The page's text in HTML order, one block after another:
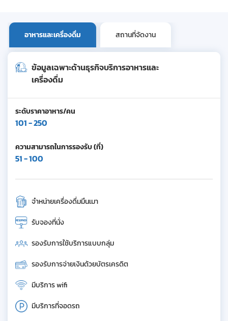
อาหารและเครื่องดื่ม สถานที่จัดงาน
ข้อมูลเฉพาะด้านธุรกิจบริการอาหารและ
เครื่องดื่ม
ระดับราคาอาหาร/คน
101 - 250
ความสามารถในการรองรับ (ที่)
51 - 100
จำหน่ายเครื่องดื่มมึนเมา
รับจองที่นั่ง
รองรับการใช้บริการแบบกลุ่ม
รองรับการจ่ายเงินด้วยบัตรเครดิต
มีบริการ wifi
มีบริการที่จอดรถ